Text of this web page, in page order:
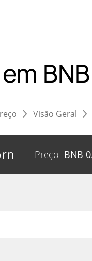
BNB
Visão Geral
Preço BNB